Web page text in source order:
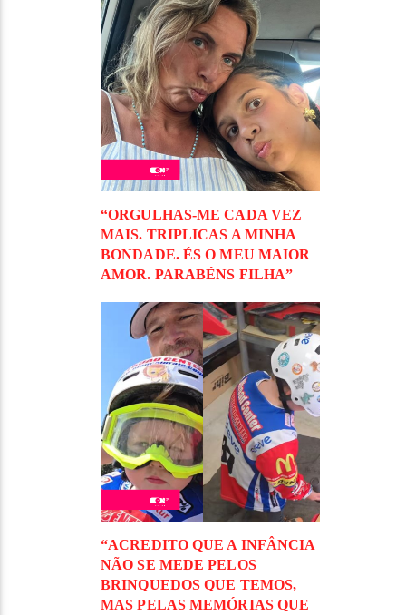
“ORGULHAS-ME CADA VEZ
MAIS. TRIPLICAS A MINHA
BONDADE. ÉS O MEU MAIOR
AMOR. PARABÉNS FILHA”
“ACREDITO QUE A INFÂNCIA
NÃO SE MEDE PELOS
BRINQUEDOS QUE TEMOS,
MAS PELAS MEMÓRIAS QUE